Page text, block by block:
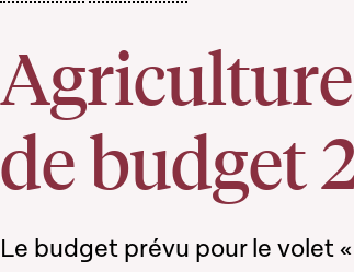
de budget
Le budget prévu pour le volet